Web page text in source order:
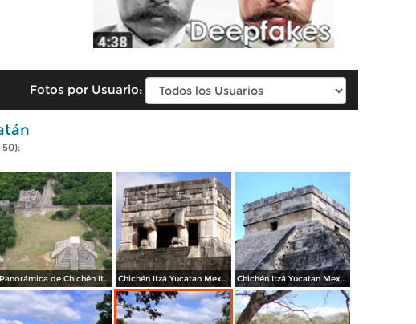
Fotos por Usuario:
Panorámica de Chichén Itzá Chichén Itzá Yucatan Mexico MAVIPOL Chichén Itzá Yucatan Mexico MAVIPOL